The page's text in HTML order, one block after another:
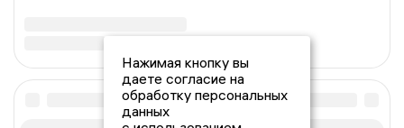
Нажимая кнопку вы
даете согласие на
обработку персональных
данных